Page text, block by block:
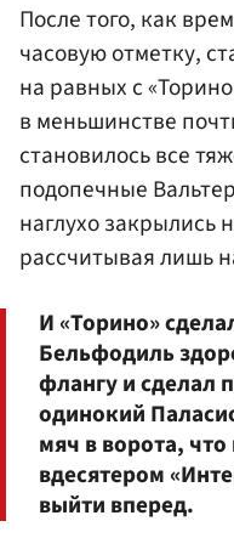
После того, как
часовую отметку,
на равных с
в меньшинстве
становилось все
подопечные
наглухо закрылись
рассчитывая лишь
И «Торино»
Бельфодиль
флангу и сделал
одинокий
мяч в ворота,
вдесятером
выйти вперед.